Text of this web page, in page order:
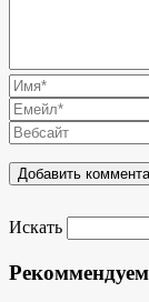
Искать
Рекоммендуем